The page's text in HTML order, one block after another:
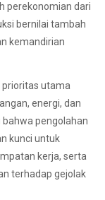
perekonomian dari
bernilai tambah
kemandirian
prioritas utama
energi, dan
pengolahan
kunci untuk
kerja, serta
terhadap gejolak